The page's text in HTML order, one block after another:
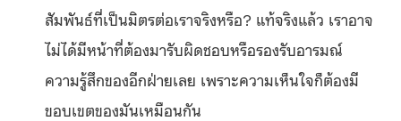
สัมพันธ์ที่เป็นมิตรต่อเราจริงหรือ? แท้จริงแล้ว เราอาจ
ไม่ได้มีหน้าที่ต้องมารับผิดชอบหรือรองรับอารมณ์
ความรู้สึกของอีกฝ่ายเลย เพราะความเห็นใจก็ต้องมี
ขอบเขตของมันเหมือนกัน